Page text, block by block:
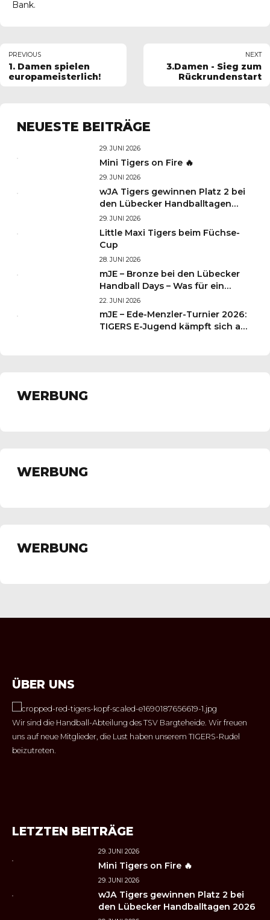
Bank.
PREVIOUS
1. Damen spielen
europameisterlich!
NEXT
3.Damen - Sieg zum
Rückrundenstart
NEUESTE BEITRÄGE
29. JUNI 2026
Mini Tigers on Fire 🔥
29. JUNI 2026
wJA Tigers gewinnen Platz 2 bei
den Lübecker Handballtagen
2026
29. JUNI 2026
Little Maxi Tigers beim Füchse-
Cup
28. JUNI 2026
mJE – Bronze bei den Lübecker
Handball Days – Was für ein
Wochenende für unsere kleinen
TIGERS
22. JUNI 2026
mJE – Ede-Menzler-Turnier 2026:
TIGERS E-Jugend kämpft sich auf
WERBUNG
WERBUNG
WERBUNG
ÜBER UNS
Wir sind die Handball-Abteilung des TSV Bargteheide. Wir freuen
uns auf neue Mitglieder, die Lust haben unserem TIGERS-Rudel
beizutreten.
LETZTEN BEITRÄGE
29. JUNI 2026
Mini Tigers on Fire 🔥
29. JUNI 2026
wJA Tigers gewinnen Platz 2 bei
den Lübecker Handballtagen 2026